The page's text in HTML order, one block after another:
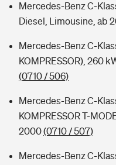
Mercedes-Benz C-
Diesel, Limousine, ab
Mercedes-Benz C-
KOMPRESSOR), 260
(0710 / 506)
Mercedes-Benz C-
KOMPRESSOR T-
2000(0710 / 507)
Mercedes-Benz C-